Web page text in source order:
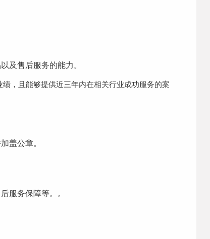
及售后服务的能力。
，且能够提供近三年内在相关行业成功服务的案
盖公章。
服务保障等。 。